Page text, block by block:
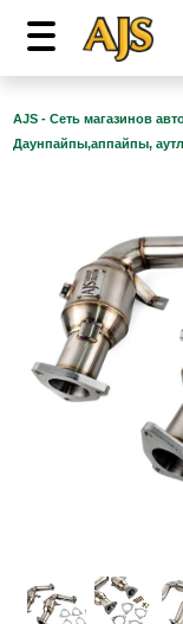
AJS - Сеть магазинов
Даунпайпы,аппайпы,